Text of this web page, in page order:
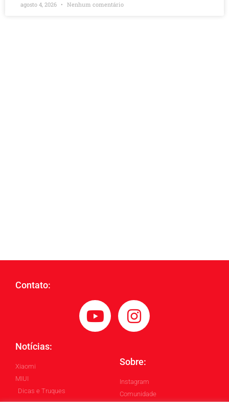
agosto 4, 2026 Nenhum comentário
Contato:
Notícias:
Xiaomi
MIUI
Dicas e Truques
Sobre:
Instagram
Comunidade